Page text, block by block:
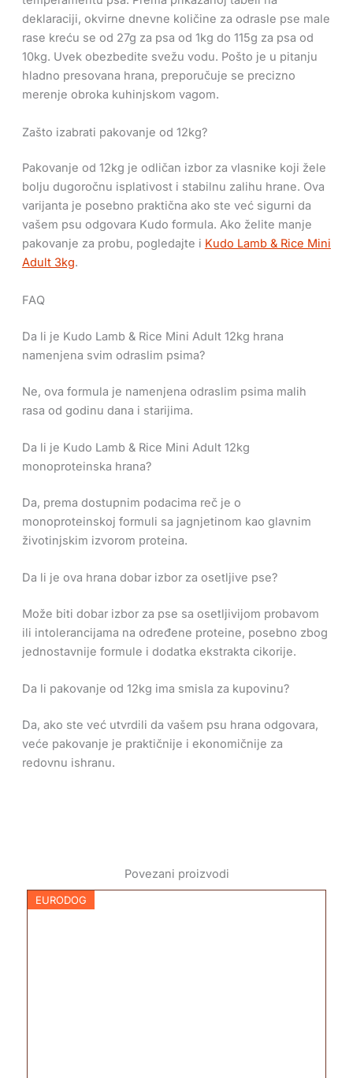
deklaraciji, okvirne dnevne količine za odrasle pse male
rase kreću se od 27g za psa od 1kg do 115g za psa od
10kg. Uvek obezbedite svežu vodu. Pošto je u pitanju
hladno presovana hrana, preporučuje se precizno
merenje obroka kuhinjskom vagom.
Zašto izabrati pakovanje od 12kg?
Pakovanje od 12kg je odličan izbor za vlasnike koji žele
bolju dugoročnu isplativost i stabilnu zalihu hrane. Ova
varijanta je posebno praktična ako ste već sigurni da
vašem psu odgovara Kudo formula. Ako želite manje
pakovanje za probu, pogledajte i Kudo Lamb & Rice Mini
Adult 3kg.
FAQ
Da li je Kudo Lamb & Rice Mini Adult 12kg hrana
namenjena svim odraslim psima?
Ne, ova formula je namenjena odraslim psima malih
rasa od godinu dana i starijima.
Da li je Kudo Lamb & Rice Mini Adult 12kg
monoproteinska hrana?
Da, prema dostupnim podacima reč je o
monoproteinskoj formuli sa jagnjetinom kao glavnim
životinjskim izvorom proteina.
Da li je ova hrana dobar izbor za osetljive pse?
Može biti dobar izbor za pse sa osetljivijom probavom
ili intolerancijama na određene proteine, posebno zbog
jednostavnije formule i dodatka ekstrakta cikorije.
Da li pakovanje od 12kg ima smisla za kupovinu?
Da, ako ste već utvrdili da vašem psu hrana odgovara,
veće pakovanje je praktičnije i ekonomičnije za
redovnu ishranu.
Povezani proizvodi
EURODOG